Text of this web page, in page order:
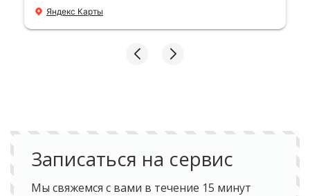
Яндекс Карты
Записаться на сервис
Мы свяжемся с вами в течение 15 минут